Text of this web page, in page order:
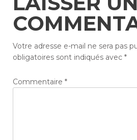
Votre adresse e-mail ne sera pas
obligatoires sont indiqués avec *
Commentaire *